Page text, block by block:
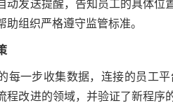
动发送提醒，告知员工的具体
助组织严格遵守监管标准。
每一步收集数据，连接的员工
程改进的领域，并验证了新程序